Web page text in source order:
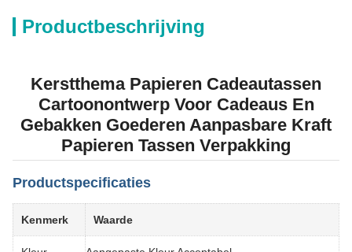
Productbeschrijving
Kerstthema Papieren Cadeautassen
Cartoonontwerp Voor Cadeaus En
Gebakken Goederen Aanpasbare Kraft
Papieren Tassen Verpakking
Productspecificaties
Kenmerk Waarde